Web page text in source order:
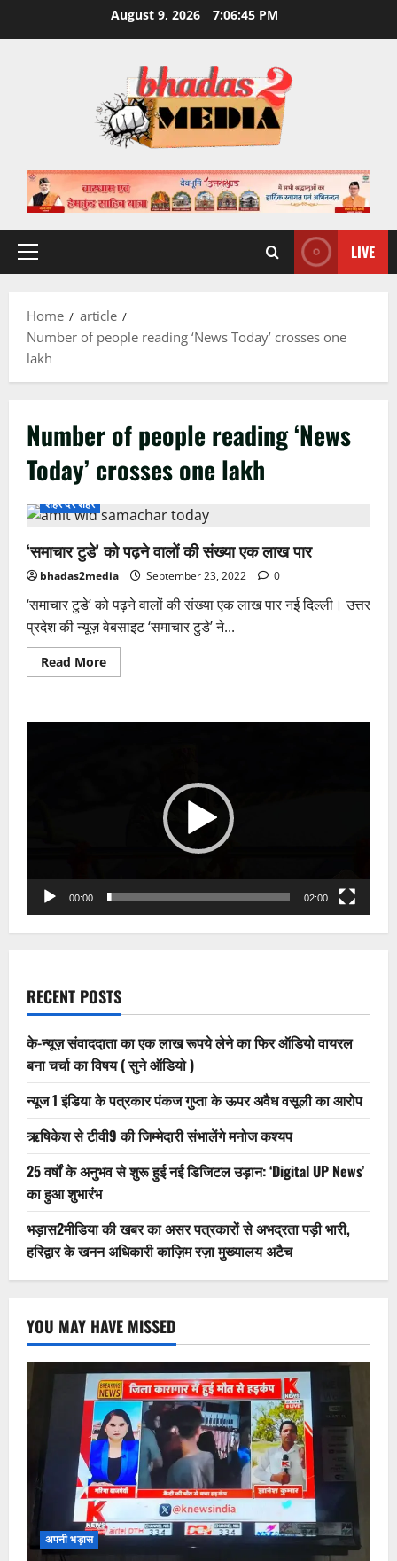
August 9, 2026 7:06:45 PM
Primary
LIVE
Home
article
Number of people reading ‘News Today’ crosses one
lakh
Number of people reading ‘News
Today’ crosses one lakh
शहर दर शहर
‘समाचार टुडे’ को पढ़ने वालों की संख्या एक लाख पार
bhadas2media September 23, 2022 0
‘समाचार टुडे’ को पढ़ने वालों की संख्या एक लाख पार नई दिल्ली। उत्तर
प्रदेश की न्यूज़ वेबसाइट ‘समाचार टुडे’ ने...
Read MoreRead
more
को
00:00 02:00
RECENT POSTS
के-न्यूज़ संवाददाता का एक लाख रूपये लेने का फिर ऑडियो वायरल
बना चर्चा का विषय ( सुने ऑडियो )
न्यूज 1 इंडिया के पत्रकार पंकज गुप्ता के ऊपर अवैध वसूली का आरोप
ऋषिकेश से टीवी9 की जिम्मेदारी संभालेंगे मनोज कश्यप
25 वर्षों के अनुभव से शुरू हुई नई डिजिटल उड़ान: ‘Digital UP News’
का हुआ शुभारंभ
भड़ास2मीडिया की खबर का असर पत्रकारों से अभद्रता पड़ी भारी,
हरिद्वार के खनन अधिकारी काज़िम रज़ा मुख्यालय अटैच
YOU MAY HAVE MISSED
अपनी भड़ास